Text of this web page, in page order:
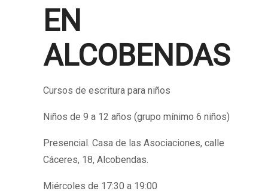
EN
ALCOBENDAS
Cursos de escritura para niños
Niños de 9 a 12 años (grupo mínimo 6 niños)
Presencial. Casa de las Asociaciones, calle
Cáceres, 18, Alcobendas.
Miércoles de 17:30 a 19:00